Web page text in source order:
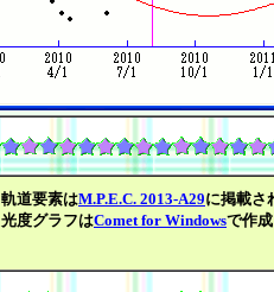
軌道要素はM.P.E.C. 2013-A29に掲載さ
光度グラフはComet for Windowsで作成